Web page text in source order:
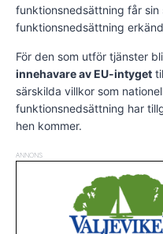
funktionsnedsättning får sin
funktionsnedsättning
För den som utför tjänster
innehavare av EU-intyget
särskilda villkor som
funktionsnedsättning har
hen kommer.
ANNONS